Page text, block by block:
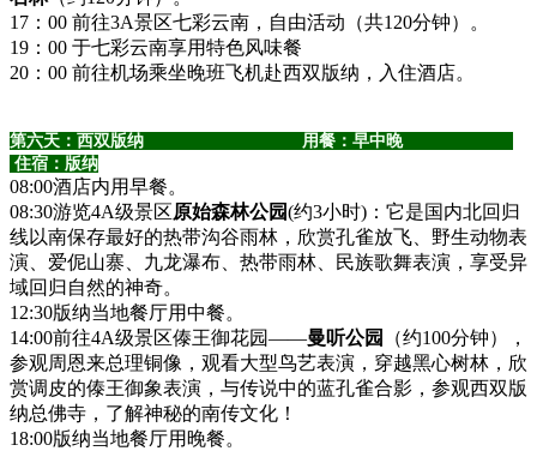
17：00 前往3A景区七彩云南，自由活动（共120分钟）。
19：00 于七彩云南享用特色风味餐
20：00 前往机场乘坐晚班飞机赴西双版纳，入住酒店。
第六天：西双版纳 用餐：早中晚
住宿：版纳
08:00酒店内用早餐。
08:30游览4A级景区原始森林公园(约3小时)：它是国内北回归
线以南保存最好的热带沟谷雨林，欣赏孔雀放飞、野生动物表
演、爱伲山寨、九龙瀑布、热带雨林、民族歌舞表演，享受异
域回归自然的神奇。
12:30版纳当地餐厅用中餐。
14:00前往4A级景区傣王御花园——曼听公园
（约100分钟），
参观周恩来总理铜像，观看大型鸟艺表演，穿越黑心树林，欣
赏调皮的傣王御象表演，与传说中的蓝孔雀合影，参观西双版
纳总佛寺，了解神秘的南传文化！
18:00版纳当地餐厅用晚餐。